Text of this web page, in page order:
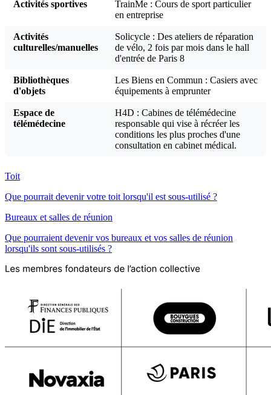
Activités sportives
TrainMe : Cours de sport particulier
en entreprise
Activités
culturelles/manuelles
Solicycle : Des ateliers de réparation
de vélo, 2 fois par mois dans le hall
d'entrée de Paris 8
Bibliothèques
d'objets
Les Biens en Commun : Casiers avec
équipements à emprunter
Espace de
télémédecine
H4D : Cabines de télémédecine
responsable qui vise à récréer les
conditions les plus proches d'une
consultation en cabinet médical.
Toit
Que pourrait devenir votre toit lorsqu'il est sous-utilisé ?
Bureaux et salles de réunion
Que pourraient devenir vos bureaux et vos salles de réunion
lorsqu'ils sont sous-utilisés ?